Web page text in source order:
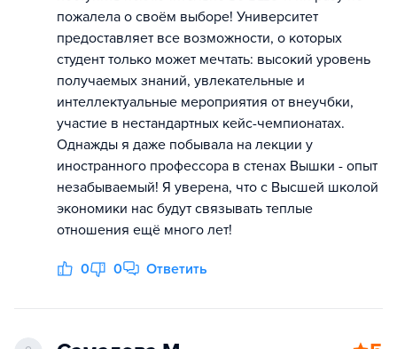
пожалела о своём выборе! Университет
предоставляет все возможности, о которых
студент только может мечтать: высокий уровень
получаемых знаний, увлекательные и
интеллектуальные мероприятия от внеучбки,
участие в нестандартных кейс-чемпионатах.
Однажды я даже побывала на лекции у
иностранного профессора в стенах Вышки - опыт
незабываемый! Я уверена, что с Высшей школой
экономики нас будут связывать теплые
отношения ещё много лет!
0 0 Ответить